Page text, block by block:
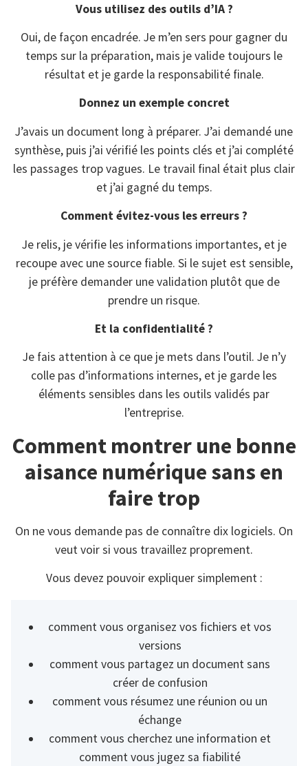
Vous utilisez des outils d’IA ?
Oui, de façon encadrée. Je m’en sers pour gagner du
temps sur la préparation, mais je valide toujours le
résultat et je garde la responsabilité finale.
Donnez un exemple concret
J’avais un document long à préparer. J’ai demandé une
synthèse, puis j’ai vérifié les points clés et j’ai complété
les passages trop vagues. Le travail final était plus clair
et j’ai gagné du temps.
Comment évitez-vous les erreurs ?
Je relis, je vérifie les informations importantes, et je
recoupe avec une source fiable. Si le sujet est sensible,
je préfère demander une validation plutôt que de
prendre un risque.
Et la confidentialité ?
Je fais attention à ce que je mets dans l’outil. Je n’y
colle pas d’informations internes, et je garde les
éléments sensibles dans les outils validés par
l’entreprise.
Comment montrer une bonne
aisance numérique sans en
faire trop
On ne vous demande pas de connaître dix logiciels. On
veut voir si vous travaillez proprement.
Vous devez pouvoir expliquer simplement :
comment vous organisez vos fichiers et vos
versions
comment vous partagez un document sans
créer de confusion
comment vous résumez une réunion ou un
échange
comment vous cherchez une information et
comment vous jugez sa fiabilité